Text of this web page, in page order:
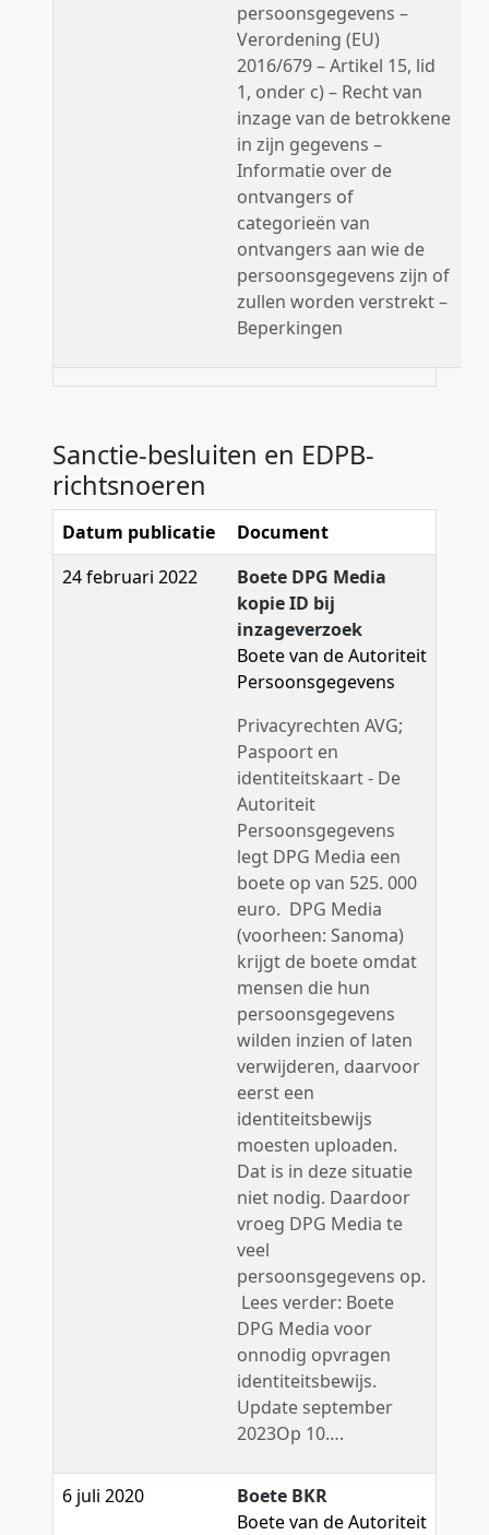
persoonsgegevens –
Verordening (EU)
2016/679 – Artikel 15, lid
1, onder c) – Recht van
inzage van de betrokkene
in zijn gegevens –
Informatie over de
ontvangers of
categorieën van
ontvangers aan wie de
persoonsgegevens zijn of
zullen worden verstrekt –
Beperkingen
Sanctie-besluiten en EDPB-
richtsnoeren
Datum publicatie
Document
24 februari 2022
Boete DPG Media
kopie ID bij
inzageverzoek
Boete van de Autoriteit
Persoonsgegevens
Privacyrechten AVG;
Paspoort en
identiteitskaart - De
Autoriteit
Persoonsgegevens
legt DPG Media een
boete op van 525. 000
euro. DPG Media
(voorheen: Sanoma)
krijgt de boete omdat
mensen die hun
persoonsgegevens
wilden inzien of laten
verwijderen, daarvoor
eerst een
identiteitsbewijs
moesten uploaden.
Dat is in deze situatie
niet nodig. Daardoor
vroeg DPG Media te
veel
persoonsgegevens op.
Lees verder: Boete
DPG Media voor
onnodig opvragen
identiteitsbewijs.
Update september
2023Op 10….
6 juli 2020
Boete BKR
Boete van de Autoriteit